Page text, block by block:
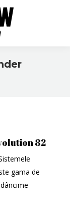
82
gama de